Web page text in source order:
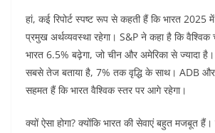
हां, कई रिपोर्ट स्पष्ट रूप से कहती हैं कि भारत
प्रमुख अर्थव्यवस्था रहेगा। S&P ने कहा है कि वैश्विक
भारत 6.5% बढ़ेगा, जो चीन और अमेरिका से ज्यादा
सबसे तेज बताया है, 7% तक वृद्धि के साथ। ADB
सहमत हैं कि भारत वैश्विक स्तर पर आगे रहेगा।
क्यों ऐसा होगा? क्योंकि भारत की सेवाएं बहुत मजबूत हैं।